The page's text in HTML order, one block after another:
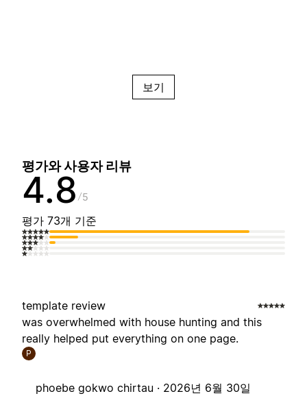
보기
평가와 사용자 리뷰
4.8 5
평가 73개 기준
template review
was overwhelmed with house hunting and this
really helped put everything on one page.
P
phoebe gokwo chirtau · 2026년 6월 30일